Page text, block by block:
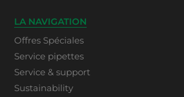
LA NAVIGATION
Offres Spéciales
Service pipettes
Service & support
Sustainability